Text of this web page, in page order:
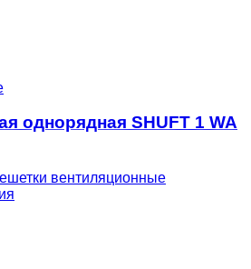
однорядная SHUFT 1 WA
вентиляционные